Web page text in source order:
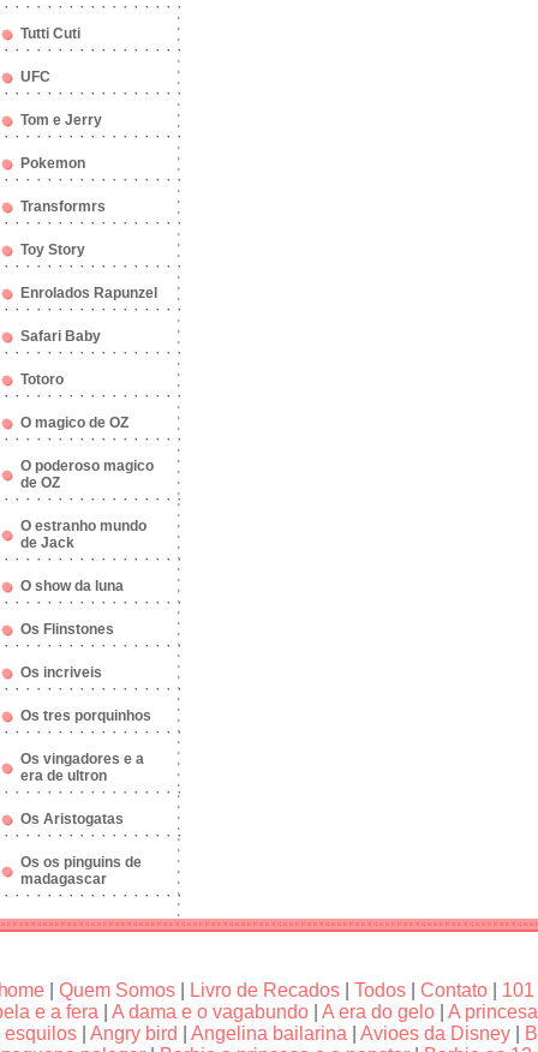
Tutti Cuti
UFC
Tom e Jerry
Pokemon
Transformrs
Toy Story
Enrolados Rapunzel
Safari Baby
Totoro
O magico de OZ
O poderoso magico
de OZ
O estranho mundo
de Jack
O show da luna
Os Flinstones
Os incriveis
Os tres porquinhos
Os vingadores e a
era de ultron
Os Aristogatas
Os os pinguins de
madagascar
|Quem Somos Livro de Recados |Todos |Contato
e a fera
A dama e o vagabundo A era do gelo
A
esquilos
Angry bird Angelina bailarina Avioes da Disney